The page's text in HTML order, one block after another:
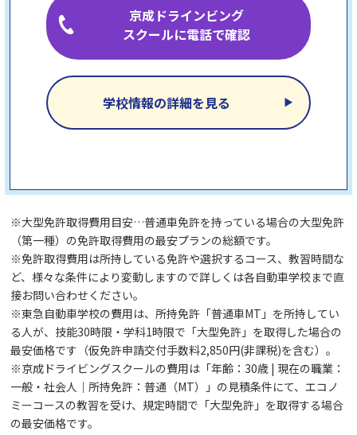
京成ドラインビング
スクールに電話で確認
学校情報の詳細を見る
※大型免許取得費用目安…普通車免許を持っている場合の大型免許
（第一種）の免許取得費用の最安プランの総額です。
※免許取得費用は所持している免許や選択するコース、教習時間な
ど、様々な条件により変動しますので詳しくは各自動車学校まで直
接お問い合わせください。
※東急自動車学校の費用は、所持免許「普通車MT」を所持してい
る人が、技能30時限・学科1時限で「大型免許」を取得した場合の
最安価格です（仮免許申請交付手数料2,850円(非課税)を含む）。
※京成ドライビングスクールの費用は「年齢：30歳 | 現在の職業：
一般・社会人｜所持免許：普通（MT）」の見積条件にて、エコノ
ミーコースの教習を受け、規定時間で「大型免許」を取得する場合
の最安価格です。